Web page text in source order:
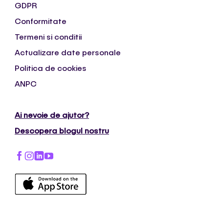
GDPR
Conformitate
Termeni si conditii
Actualizare date personale
Politica de cookies
ANPC
Ai nevoie de ajutor?
Descopera blogul nostru